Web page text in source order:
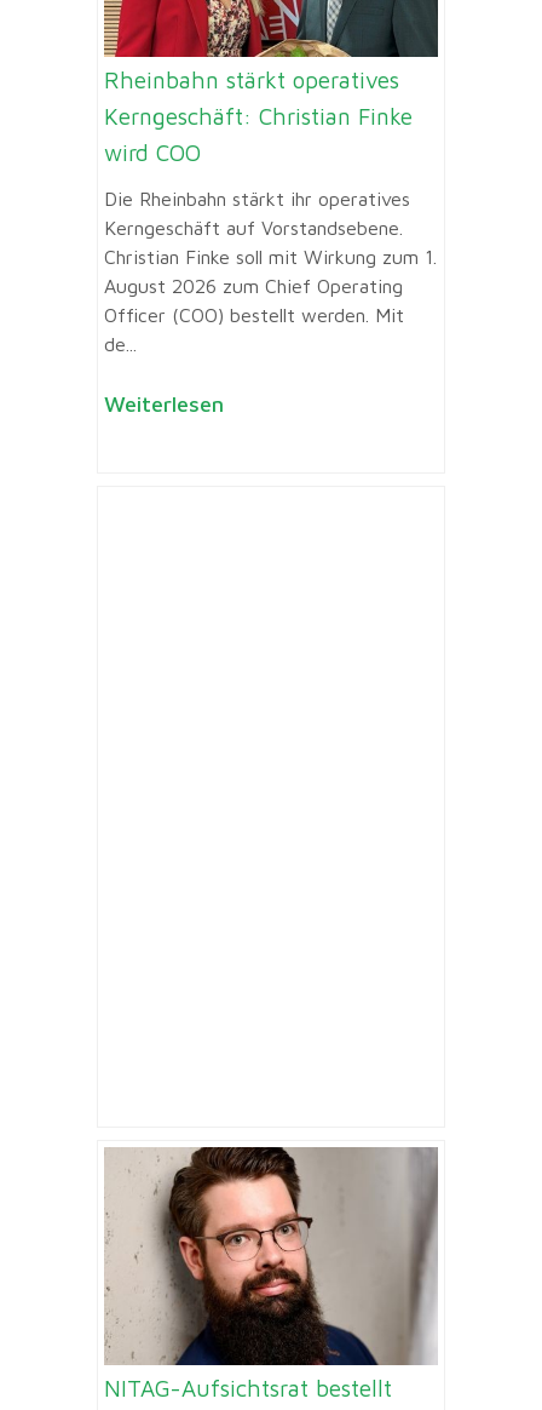
Rheinbahn stärkt operatives
Kerngeschäft: Christian Finke
wird COO
Die Rheinbahn stärkt ihr operatives
Kerngeschäft auf Vorstandsebene.
Christian Finke soll mit Wirkung zum 1.
August 2026 zum Chief Operating
Officer (COO) bestellt werden. Mit
de...
Weiterlesen
NITAG-Aufsichtsrat bestellt